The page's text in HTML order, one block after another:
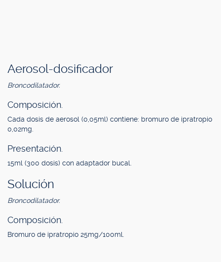
Aerosol-dosificador
Broncodilatador.
Composición.
Cada dosis de aerosol (0,05ml) contiene: bromuro de ipratropio
0,02mg.
Presentación.
15ml (300 dosis) con adaptador bucal.
Solución
Broncodilatador.
Composición.
Bromuro de ipratropio 25mg/100ml.